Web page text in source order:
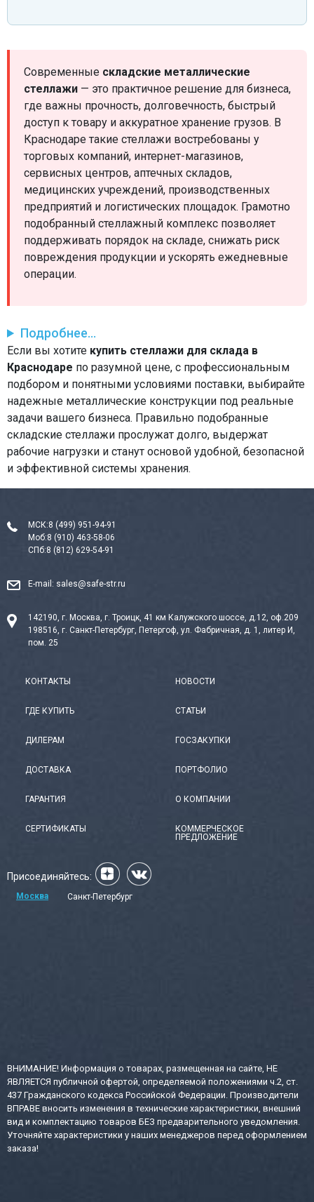
Современные складские металлические
стеллажи — это практичное решение для бизнеса,
где важны прочность, долговечность, быстрый
доступ к товару и аккуратное хранение грузов. В
Краснодаре такие стеллажи востребованы у
торговых компаний, интернет-магазинов,
сервисных центров, аптечных складов,
медицинских учреждений, производственных
предприятий и логистических площадок. Грамотно
подобранный стеллажный комплекс позволяет
поддерживать порядок на складе, снижать риск
повреждения продукции и ускорять ежедневные
операции.
Подробнее...
Если вы хотите купить стеллажи для склада в
Краснодаре по разумной цене, с профессиональным
подбором и понятными условиями поставки, выбирайте
надежные металлические конструкции под реальные
задачи вашего бизнеса. Правильно подобранные
складские стеллажи прослужат долго, выдержат
рабочие нагрузки и станут основой удобной, безопасной
и эффективной системы хранения.
МСК:8 (499) 951-94-91
Моб:8 (910) 463-58-06
СПб:8 (812) 629-54-91
E-mail: sales@safe-str.ru
142190, г. Москва, г. Троицк, 41 км Калужского шоссе, д.12, оф.209
198516, г. Санкт-Петербург, Петергоф, ул. Фабричная, д. 1, литер И,
пом. 25
КОНТАКТЫ
ГДЕ КУПИТЬ
ДИЛЕРАМ
ДОСТАВКА
ГАРАНТИЯ
СЕРТИФИКАТЫ
НОВОСТИ
СТАТЬИ
ГОСЗАКУПКИ
ПОРТФОЛИО
О КОМПАНИИ
КОММЕРЧЕСКОЕ
ПРЕДЛОЖЕНИЕ
Присоединяйтесь:
Москва Санкт-Петербург
ВНИМАНИЕ! Информация о товарах, размещенная на сайте, НЕ
ЯВЛЯЕТСЯ публичной офертой, определяемой положениями ч.2, ст.
437 Гражданского кодекса Российской Федерации. Производители
ВПРАВЕ вносить изменения в технические характеристики, внешний
вид и комплектацию товаров БЕЗ предварительного уведомления.
Уточняйте характеристики у наших менеджеров перед оформлением
заказа!